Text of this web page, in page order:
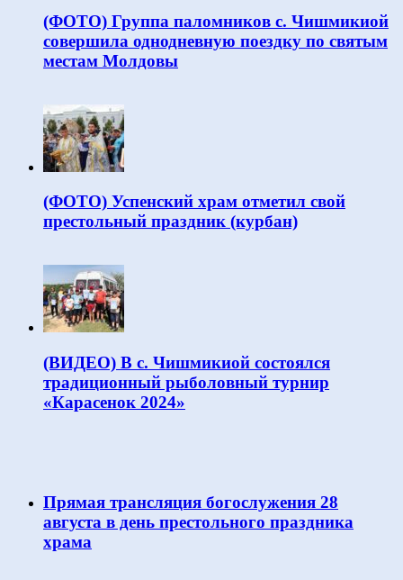
(ФОТО) Группа паломников с. Чишмикиой
совершила однодневную поездку по святым
местам Молдовы
(ФОТО) Успенский храм отметил свой
престольный праздник (курбан)
(ВИДЕО) В с. Чишмикиой состоялся
традиционный рыболовный турнир
«Карасенок 2024»
Прямая трансляция богослужения 28
августа в день престольного праздника
храма